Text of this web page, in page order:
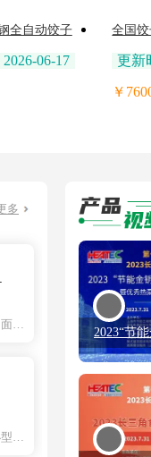
全自动饺子
06-17
全国
更新
￥
多
主营：包子机，饺子机，豆腐机，面条机，馒头机
主营：速冻机，提升式速冻机，小型推进式速冻机，饺子皮机，面食醒发机，体育馆自动升旗系统，馄饨皮机，速冻保鲜
2023“节
实践案例
应